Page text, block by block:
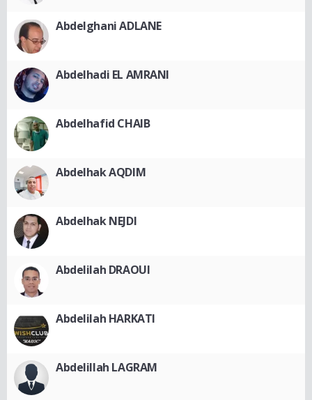
Abdelghani ADLANE
Abdelhadi EL AMRANI
Abdelhafid CHAIB
Abdelhak AQDIM
Abdelhak NEJDI
Abdelilah DRAOUI
Abdelilah HARKATI
Abdelillah LAGRAM